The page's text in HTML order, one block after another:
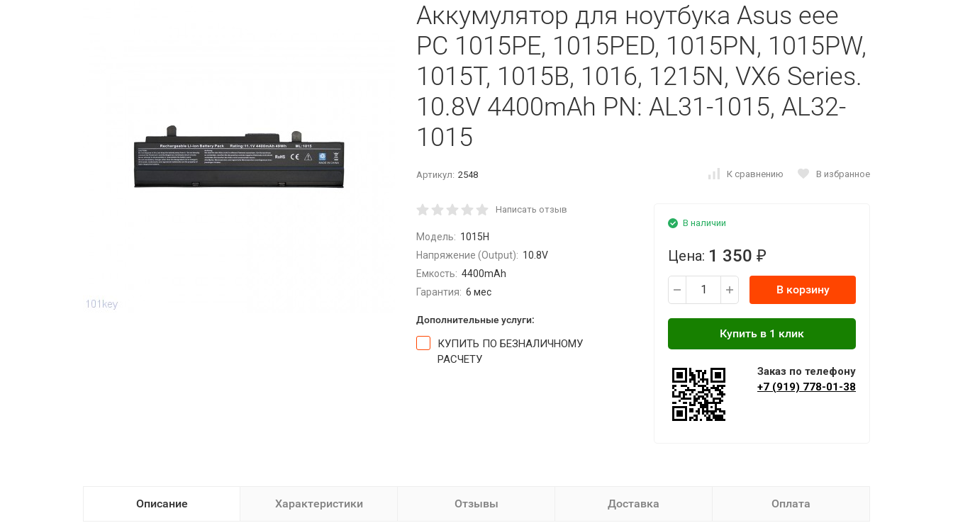
Аккумулятор для ноутбука Asus eee
PC 1015PE, 1015PED, 1015PN, 1015PW,
1015T, 1015B, 1016, 1215N, VX6 Series.
10.8V 4400mAh PN: AL31-1015, AL32-
1015
Артикул: 2548 К сравнению В избранное
Написать отзыв
Модель: 1015H
Напряжение (Output): 10.8V
Емкость: 4400mAh
Гарантия: 6 мес
Дополнительные услуги:
КУПИТЬ ПО БЕЗНАЛИЧНОМУ
РАСЧЕТУ
В наличии
Цена: 1 350 ₽
В корзину
Заказ по телефону
+7 (919) 778-01-38
Описание Характеристики Отзывы Доставка Оплата